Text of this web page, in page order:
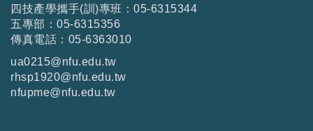
四技產學攜手(訓)專班：05-6315344
五專部：05-6315356
傳真電話：05-6363010
ua0215@nfu.edu.tw
rhsp1920@nfu.edu.tw
nfupme@nfu.edu.tw